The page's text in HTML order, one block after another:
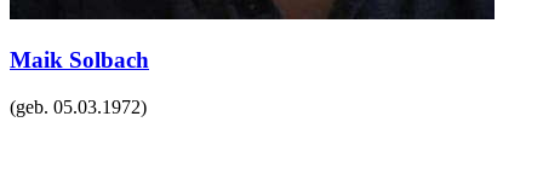
Maik Solbach
(geb. 05.03.1972)